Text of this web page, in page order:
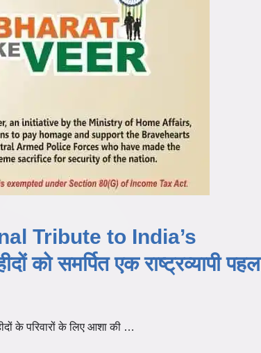
Tribute to India’s
को समर्पित एक राष्ट्रव्यापी पहल
के परिवारों के लिए आशा की …